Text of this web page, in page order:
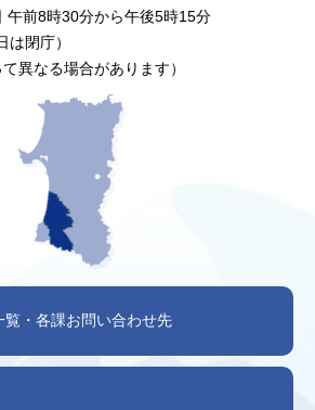
午前8時30分から午後5時15分
は閉庁）
異なる場合があります）
覧・各課お問い合わせ先